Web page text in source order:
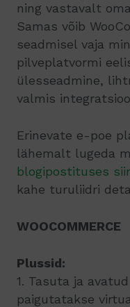
ning vastavalt
Samas võib
seadmisel vaja
pilveplatvormi
ülesseadmine,
valmis
Erinevate e-poe
lähemalt lugeda
blogipostituses
kahe turuliidri
WOOCOMMERCE
Plussid:
1. Tasuta ja
paigutatakse